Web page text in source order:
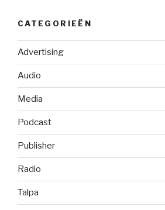
CATEGORIEËN
Advertising
Audio
Media
Podcast
Publisher
Radio
Talpa